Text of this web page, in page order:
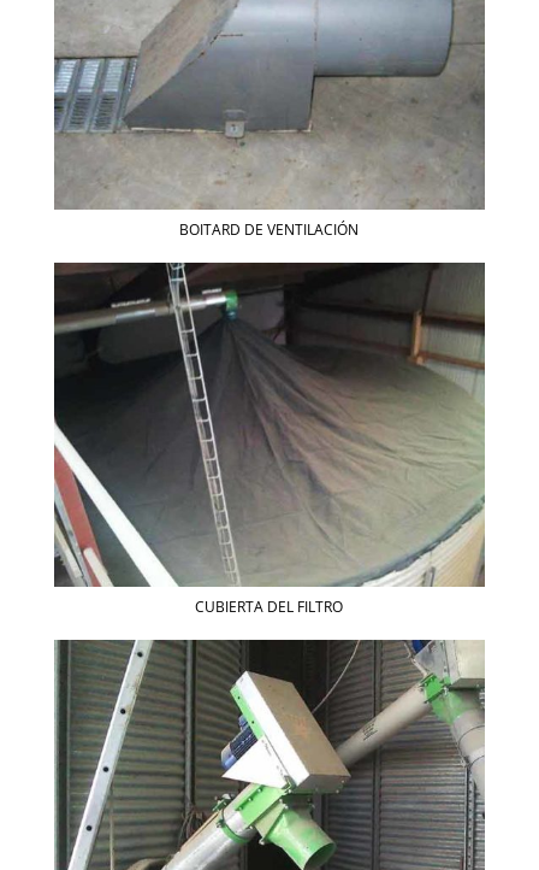
BOITARD DE VENTILACIÓN
CUBIERTA DEL FILTRO